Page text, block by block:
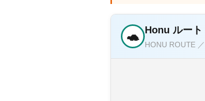
🐢 Honu ルート
HONU ROUTE